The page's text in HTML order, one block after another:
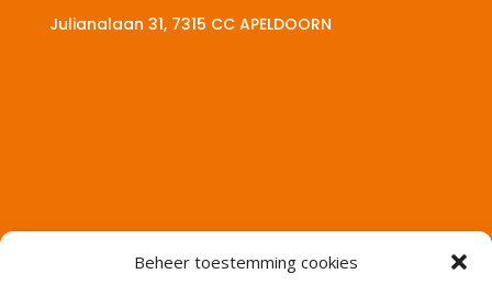
Beheer toestemming cookies
Julianalaan 31, 7315 CCAPELDOORN